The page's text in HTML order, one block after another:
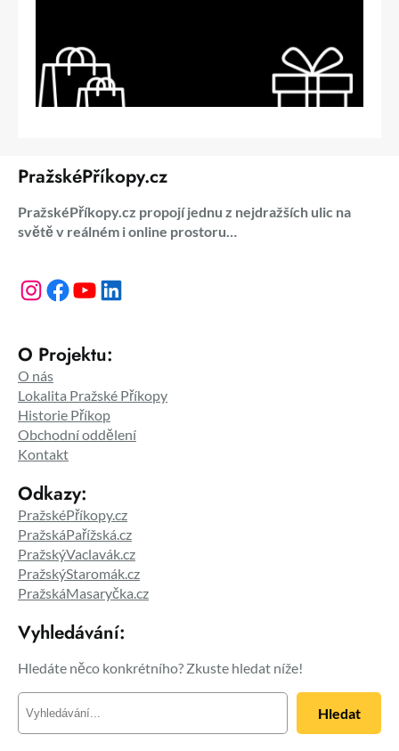
PražskéPříkopy.cz
PražskéPříkopy.cz propojí jednu z nejdražších ulic na
světě v reálném i online prostoru…
Instagram Facebook YouTube LinkedIn
O Projektu:
O nás
Lokalita Pražské Příkopy
Historie Příkop
Obchodní oddělení
Kontakt
Odkazy:
PražskéPříkopy.cz
PražskáPařížská.cz
PražskýVaclavák.cz
PražskýStaromák.cz
PražskáMasaryčka.cz
Vyhledávání:
Hledáte něco konkrétního? Zkuste hledat níže!
e
Hledat